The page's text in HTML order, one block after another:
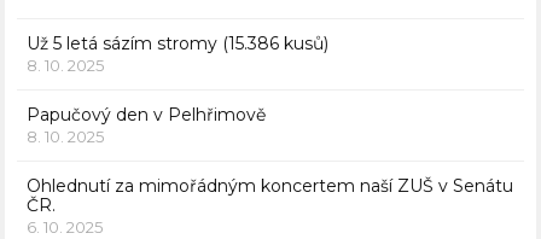
Už 5 letá sázím stromy (15.386 kusů)
8. 10. 2025
Papučový den v Pelhřimově
8. 10. 2025
Ohlednutí za mimořádným koncertem naší ZUŠ v Senátu
ČR.
6. 10. 2025